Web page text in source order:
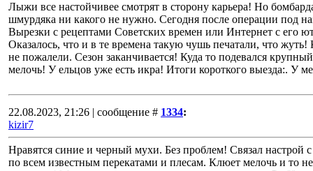
Лыжи все настойчивее смотрят в сторону карьера! Но
шмурдяка ни какого не нужно. Сегодня после операции под
Вырезки с рецептами Советских времен или Интернет с его
Оказалось, что и в те времена такую чушь печатали, что
не пожалели. Сезон заканчивается! Куда то подевался
мелочь! У ельцов уже есть икра! Итоги короткого выезда:. У
22.08.2023, 21:26 | сообщение # 1334:
kizir7
Нравятся синие и черный мухи. Без проблем! Связал
по всем известным перекатами и плесам. Клюет мелочь и то